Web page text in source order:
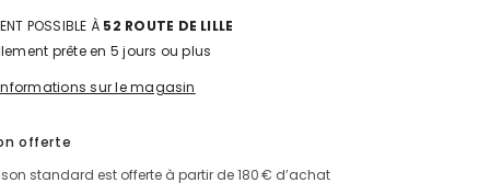
VISIBILITÉ.
POLYESTER
ENDUIT
-
POSSIBLE À 52 ROUTE DE LILLE
prête en 5 jours ou plus
sur le magasin
offerte
standard est offerte à partir de 180 € d’achat